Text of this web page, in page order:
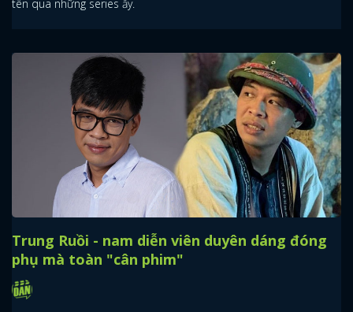
tên qua những series ấy.
Trung Ruồi - nam diễn viên duyên dáng đóng
phụ mà toàn "cân phim"